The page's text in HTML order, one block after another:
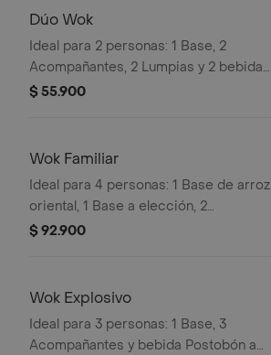
Dúo Wok
Ideal para 2 personas: 1 Base, 2
Acompañantes, 2 Lumpias y 2 bebidas
Postobón a elección de 400ML.
$ 55.900
Wok Familiar
Ideal para 4 personas: 1 Base de arroz
oriental, 1 Base a elección, 2
Acompañantes, 4 lumpias y una
$ 92.900
Wok Explosivo
Ideal para 3 personas: 1 Base, 3
Acompañantes y bebida Postobón a